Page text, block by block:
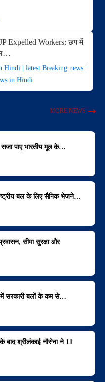
Expelled Workers: छग में
Hindi | latest Breaking news |
in Hindi
MORE NEWS
सजा पाए भारतीय मूल के…
बल के लिए सैनिक भेजने…
सीमा सुरक्षा और
में सरकारी बलों के कम से…
बाद श्रीलंकाई नौसेना ने 11